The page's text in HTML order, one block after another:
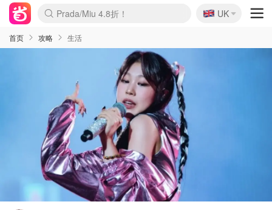
麦卢卡蜂蜜夏促！个位数！
Prada/Miu 4.8折！
啥？必胜客披萨5折！
🇬🇧
UK
首页 攻略 生活